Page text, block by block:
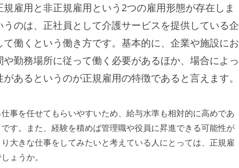
雇用と非正規雇用という2つの雇用形態が存在しま
のは、正社員として介護サービスを提供している企
働くという働き方です。基本的に、企業や施設にお
勤務場所に従って働く必要があるほか、場合によっ
あるというのが正規雇用の特徴であると言えます。
事を任せてもらいやすいため、給与水準も相対的に高めであ
す。また、経験を積めば管理職や役員に昇進できる可能性が
大きな仕事をしてみたいと考えている人にとっては、正規雇
ょうか。